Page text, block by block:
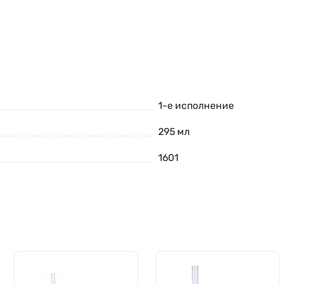
1-е исполнение
295 мл
1601